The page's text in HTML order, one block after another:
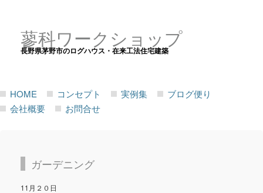
蓼科ワークショップ
長野県茅野市のログハウス・在来工法住宅建築
HOME コンセプト 実例集
ブログ便り
会社概要
お問合せ
ガーデニング
11月２０日